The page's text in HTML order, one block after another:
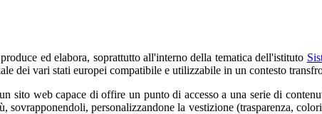
ed elabora, soprattutto all'interno della tematica dell'istituto
dei vari stati europei compatibile e utilizzabile in un contesto
web capace di offire un punto di accesso a una serie di
personalizzandone la vestizione (trasparenza,